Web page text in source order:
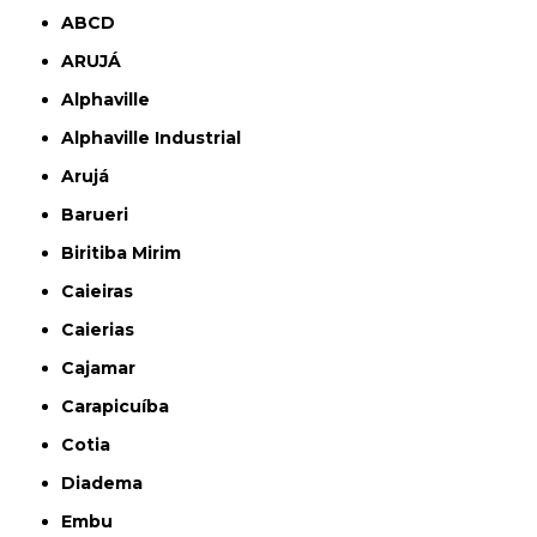
ABCD
ARUJÁ
Alphaville
Alphaville Industrial
Arujá
Barueri
Biritiba Mirim
Caieiras
Caierias
Cajamar
Carapicuíba
Cotia
Diadema
Embu